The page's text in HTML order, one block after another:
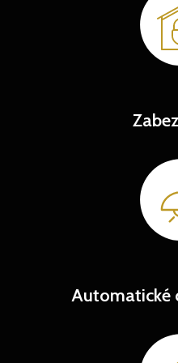
Automatické